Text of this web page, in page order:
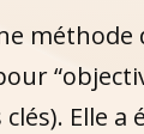
Elle a